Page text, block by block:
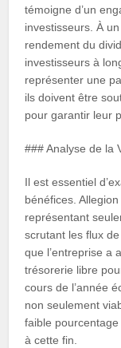
témoigne d’un
investisseurs. À
rendement du
investisseurs à
représenter une
ils doivent être
pour garantir leur
### Analyse de la
Il est essentiel
bénéfices.
représentant
scrutant les flux
que l’entreprise a
trésorerie libre
cours de l’année
non seulement
faible
à cette fin.